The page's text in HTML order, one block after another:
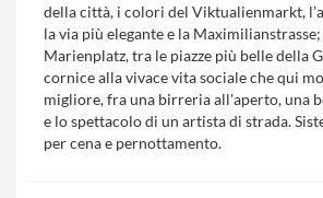
della città, i colori del Viktualienmarkt,
la via più elegante e la
Marienplatz, tra le piazze più belle della
cornice alla vivace vita sociale che qui
migliore, fra una birreria all'aperto, una
e lo spettacolo di un artista di strada.
per cena e pernottamento.